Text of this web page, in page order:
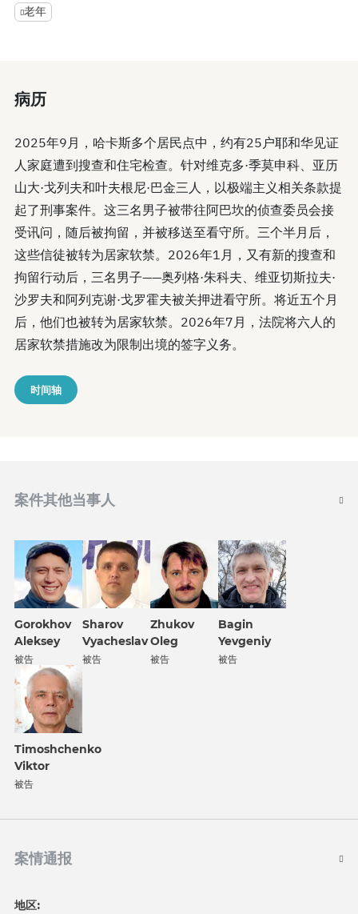
老年
病历
2025年9月，哈卡斯多个居民点中，约有25户耶和华见证
人家庭遭到搜查和住宅检查。针对维克多·季莫申科、亚历
山大·戈列夫和叶夫根尼·巴金三人，以极端主义相关条款提
起了刑事案件。这三名男子被带往阿巴坎的侦查委员会接
受讯问，随后被拘留，并被移送至看守所。三个半月后，
这些信徒被转为居家软禁。2026年1月，又有新的搜查和
拘留行动后，三名男子——奥列格·朱科夫、维亚切斯拉夫·
沙罗夫和阿列克谢·戈罗霍夫被关押进看守所。将近五个月
后，他们也被转为居家软禁。2026年7月，法院将六人的
居家软禁措施改为限制出境的签字义务。
时间轴
案件其他当事人
Gorokhov
Aleksey
被告
Sharov
Vyacheslav
被告
Zhukov
Oleg
被告
Bagin
Yevgeniy
被告
Timoshchenko
Viktor
被告
案情通报
地区: